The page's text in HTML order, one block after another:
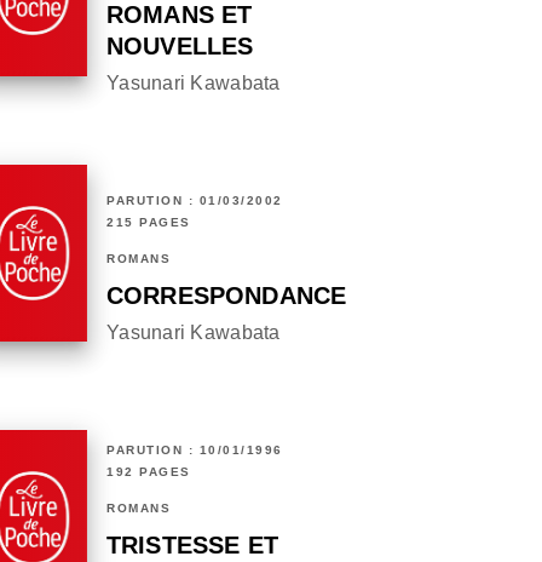
ROMANS ET
NOUVELLES
Yasunari Kawabata
PARUTION : 01/03/2002
215 PAGES
ROMANS
CORRESPONDANCE
Yasunari Kawabata
PARUTION : 10/01/1996
192 PAGES
ROMANS
TRISTESSE ET